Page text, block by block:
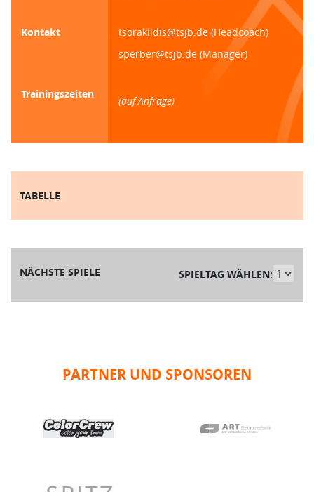
Kontakt
tsoraklidis@tsjb.de (Headcoach)
sperber@tsjb.de (Manager)
Trainingszeiten
(auf Anfrage)
TABELLE
NÄCHSTE SPIELE SPIELTAG WÄHLEN:
PARTNER UND SPONSOREN